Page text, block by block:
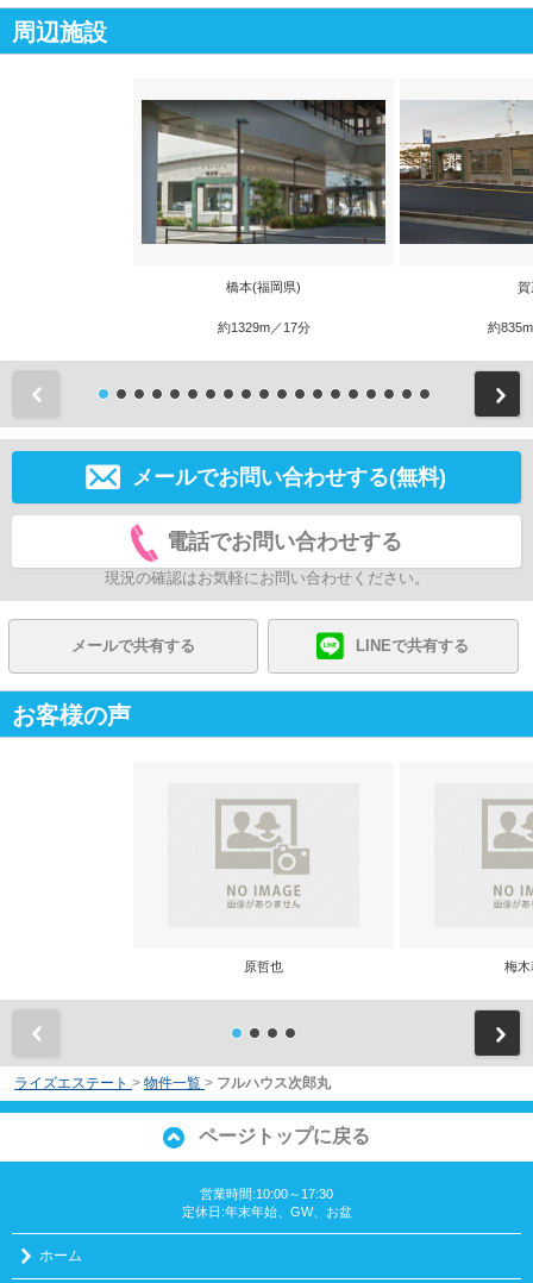
周辺施設
橋本(福岡県)
約1329m／17分
賀
約
メールでお問い合わせする(無料)
電話でお問い合わせする
現況の確認はお気軽にお問い合わせください。
メールで共有する LINEで共有する
お客様の声
原哲也 梅木
ライズエステート > 物件一覧 > フルハウス次郎丸
ページトップに戻る
営業時間:10:00～17:30
定休日:年末年始、GW、お盆
ホーム